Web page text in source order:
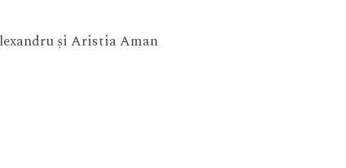
și Aristia Aman